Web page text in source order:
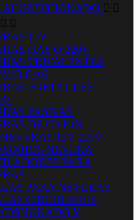
ACONDICIONADO  
 
12V
GAS O 220V
TRIVALENTES
O GAS
PORTATILES
PASIVAS
DE CAJON
12V 220V
NEVERA
PARA
PARA NEVERAS
CIRCULARES
Y